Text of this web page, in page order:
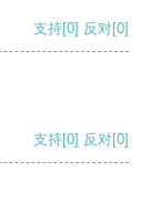
支持[0] 反对[0]
支持[0] 反对[0]